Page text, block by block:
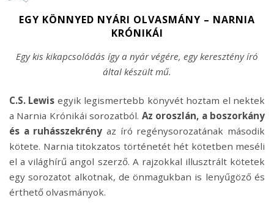
EGY KÖNNYED NYÁRI OLVASMÁNY – NARNIA
KRÓNIKÁI
Egy kis kikapcsolódás így a nyár végére, egy keresztény író
által készült mű.
C.S. Lewis egyik legismertebb könyvét hoztam el nektek
a Narnia Krónikái sorozatból. Az oroszlán, a boszorkány
és a ruhásszekrény az író regénysorozatának második
kötete. Narnia titokzatos történetét hét kötetben meséli
el a világhírű angol szerző. A rajzokkal illusztrált kötetek
egy sorozatot alkotnak, de önmagukban is lenyűgöző és
érthető olvasmányok.